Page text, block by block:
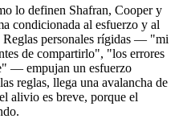
lo definen Shafran, Cooper y
condicionada al esfuerzo y al
Reglas personales rígidas — "mi
de compartirlo", "los errores
— empujan un esfuerzo
reglas, llega una avalancha de
alivio es breve, porque el